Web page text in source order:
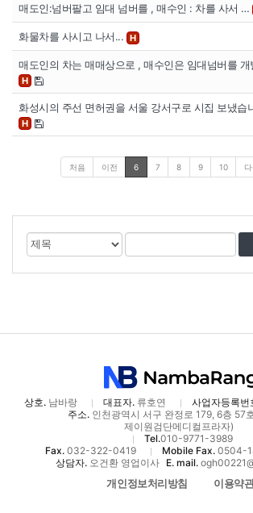
매도인:넘버팔고 임대 넘버를 , 매수인 : 차를 사서 …
화물차를 사시고 나서... H
매도인의 차는 매매상으로 , 매수인은 임대넘버를
H
화성시의 주선 면허권을 서울 강서구로 시집 보냈습
H
처음 이전 6 7 8 9 10
게
물
검
색
대
검
어
상호.남바랑 대표자.류호연 사업자등록번
주소.인천광역시 서구 완정로 179, 6층 57
제이원검단메디컬프라자)
Tel.010-9771-3989
Fax. 032-322-0419 Mobile Fax. 0504-
상담자.오건환 영업이사 E. mail.
개인정보처리방침 이용약